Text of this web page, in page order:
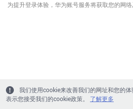
为提升登录体验，华为账号服务将获取您的网络
我们使用cookie来改善我们的网址和您的
表示您接受我们的cookie政策。
了解更多